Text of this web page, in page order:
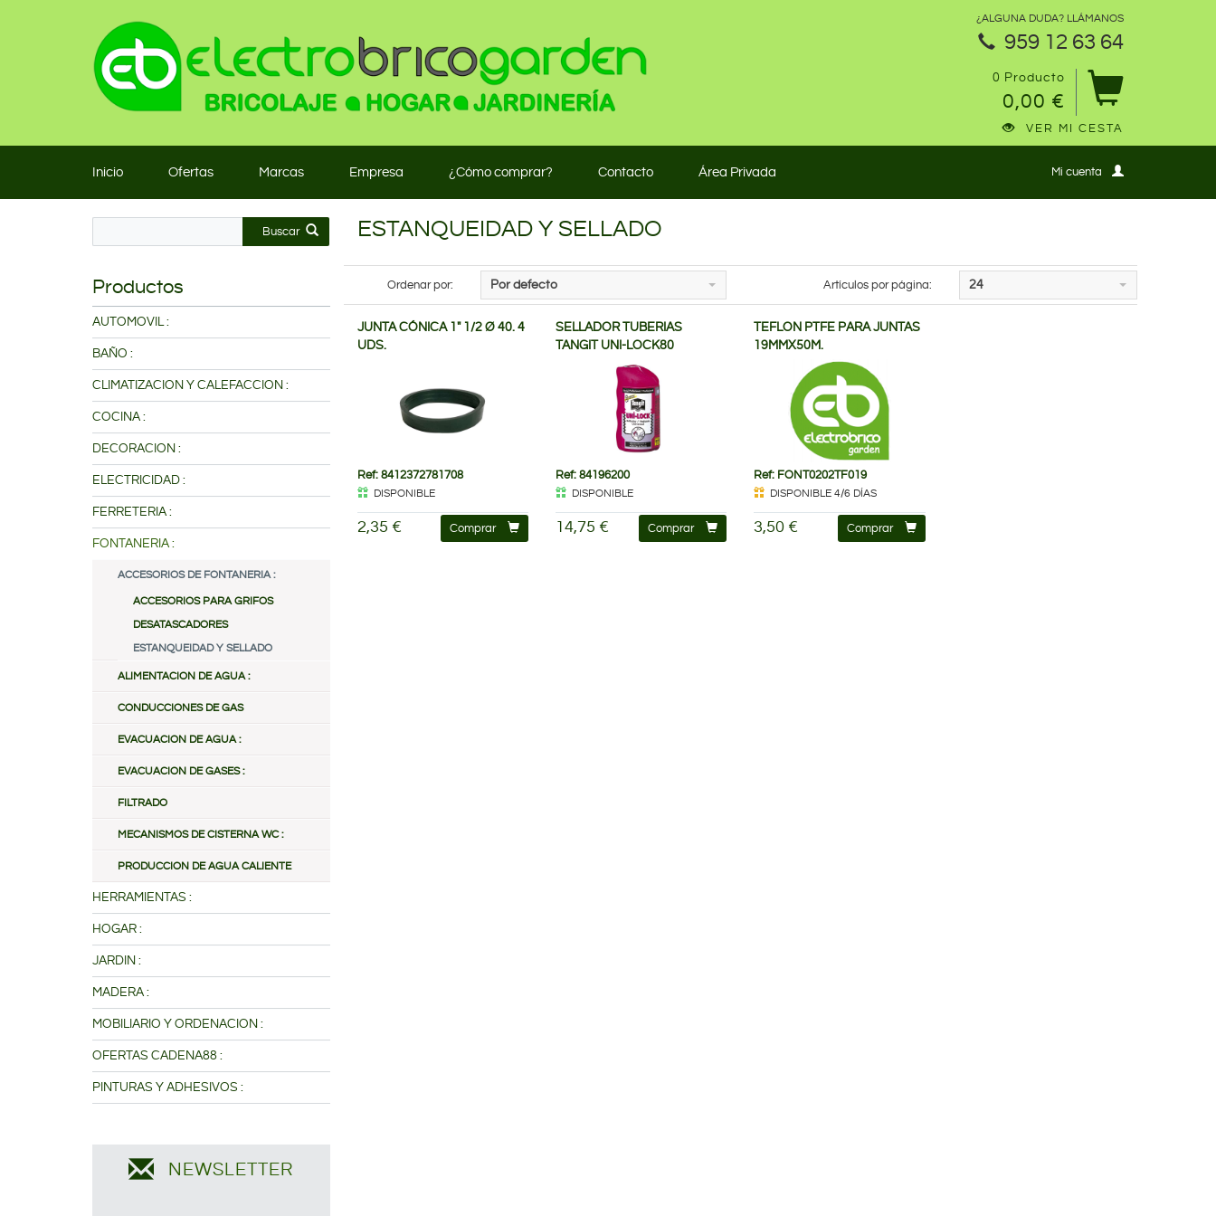
¿ALGUNA DUDA? LLÁMANOS
959 12 63 64
0 Producto
0,00 €
VER MI CESTA
Inicio Ofertas Marcas Empresa ¿Cómo comprar? Contacto Área Privada Mi cuenta
Buscar
Productos
AUTOMOVIL :
BAÑO :
CLIMATIZACION Y CALEFACCION :
COCINA :
DECORACION :
ELECTRICIDAD :
FERRETERIA :
FONTANERIA :
ACCESORIOS DE FONTANERIA :
ACCESORIOS PARA GRIFOS
DESATASCADORES
ESTANQUEIDAD Y SELLADO
ALIMENTACION DE AGUA :
CONDUCCIONES DE GAS
EVACUACION DE AGUA :
EVACUACION DE GASES :
FILTRADO
MECANISMOS DE CISTERNA WC :
PRODUCCION DE AGUA CALIENTE
HERRAMIENTAS :
HOGAR :
JARDIN :
MADERA :
MOBILIARIO Y ORDENACION :
OFERTAS CADENA88 :
PINTURAS Y ADHESIVOS :
NEWSLETTER
ESTANQUEIDAD Y SELLADO
Ordenar por: Por defecto Artículos por página: 24
JUNTA CÓNICA 1" 1/2 Ø 40. 4
UDS.
Ref: 8412372781708
DISPONIBLE
2,35 € Comprar
SELLADOR TUBERIAS
TANGIT UNI-LOCK80
Ref: 84196200
DISPONIBLE
14,75 € Comprar
TEFLON PTFE PARA JUNTAS
19MMX50M.
Ref: FONT0202TF019
DISPONIBLE 4/6 DÍAS
3,50 € Comprar